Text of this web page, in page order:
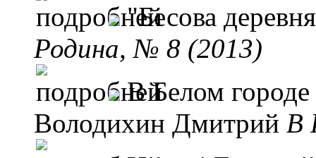
"Бесова
Родина, № 8 (2013)
В Белом
Володихин Дмитрий B